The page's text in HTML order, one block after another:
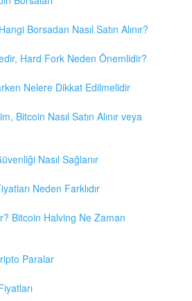
Borsadan Nasıl Satın Alınır?
Hard Fork Neden Önemlidir?
Nelere Dikkat Edilmelidir
Bitcoin Nasıl Satın Alınır veya
Nasıl Sağlanır
Neden Farklıdır
Bitcoin Halving Ne Zaman
Paralar